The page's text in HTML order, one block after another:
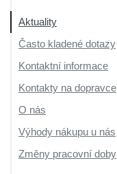
Aktuality
Často kladené dotazy
Kontaktní informace
Kontakty na dopravce
O nás
Výhody nákupu u nás
Změny pracovní doby